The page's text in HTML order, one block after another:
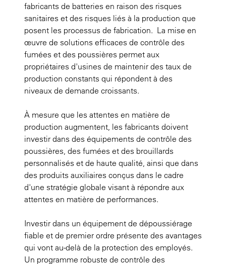
fabricants de batteries en raison des risques
sanitaires et des risques liés à la production que
posent les processus de fabrication. La mise en
œuvre de solutions efficaces de contrôle des
fumées et des poussières permet aux
propriétaires d'usines de maintenir des taux de
production constants qui répondent à des
niveaux de demande croissants.
À mesure que les attentes en matière de
production augmentent, les fabricants doivent
investir dans des équipements de contrôle des
poussières, des fumées et des brouillards
personnalisés et de haute qualité, ainsi que dans
des produits auxiliaires conçus dans le cadre
d'une stratégie globale visant à répondre aux
attentes en matière de performances.
Investir dans un équipement de dépoussiérage
fiable et de premier ordre présente des avantages
qui vont au-delà de la protection des employés.
Un programme robuste de contrôle des